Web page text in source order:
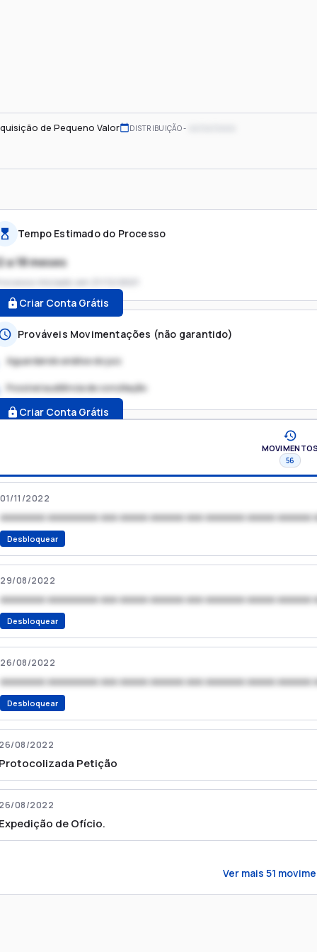
de Pequeno Valor DISTRIBUIÇÃO
Tempo Estimado do Processo
a 18 meses
iniciado em
Criar Conta Grátis
Prováveis Movimentações (não garantido)
Aguardando análise do juiz
Possível audiência de conciliação
Criar Conta Grátis
MOVIMENTOS
56
01/11/2022
xxxxxxxx xxxxxxxxx xxx xxxxx xxxxxx xxx xxxxxxx xxxxx xxxxxx
Desbloquear
29/08/2022
xxxxxxxx xxxxxxxxx xxx xxxxx xxxxxx xxx xxxxxxx xxxxx xxxxxx
Desbloquear
26/08/2022
xxxxxxxx xxxxxxxxx xxx xxxxx xxxxxx xxx xxxxxxx xxxxx xxxxxx
Desbloquear
08/2022
Petição
08/2022
de Ofício.
Ver mais 51